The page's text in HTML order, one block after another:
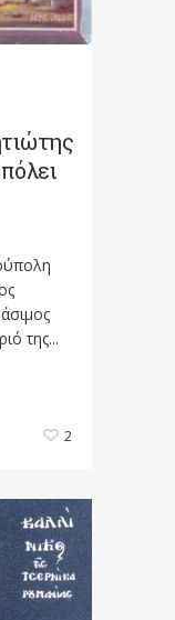
της...
2